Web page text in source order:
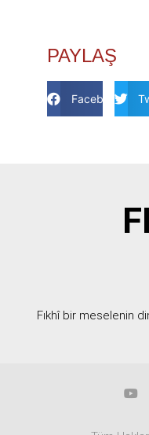
PAYLAŞ
Facebook
Fıkhî bir meselenin